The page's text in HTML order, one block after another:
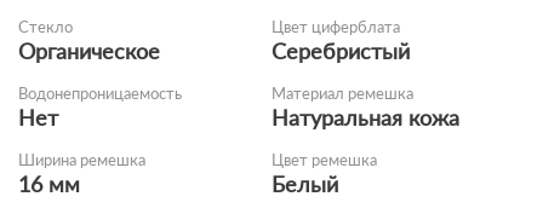
Стекло
Органическое
Цвет циферблата
Серебристый
Водонепроницаемость
Нет
Материал ремешка
Натуральная кожа
Ширина ремешка
16 мм
Цвет ремешка
Белый